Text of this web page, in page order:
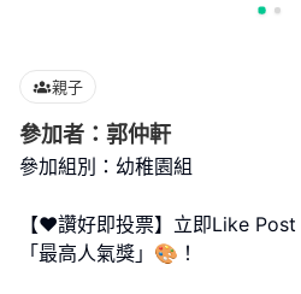
親子
參加者：郭仲軒
參加組別：幼稚園組
【❤️讚好即投票】立即Like
「最高人氣獎」🎨！